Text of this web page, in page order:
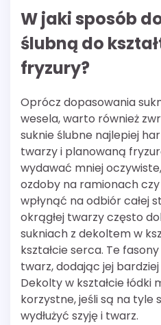
W jaki sposób
ślubną do
fryzury?
Oprócz dopasowania
wesela, warto również
suknie ślubne najlepiej
twarzy i planowaną
wydawać mniej
ozdoby na ramionach
wpłynąć na odbiór całej
okrągłej twarzy często
sukniach z dekoltem w
kształcie serca. Te
twarz, dodając jej
Dekolty w kształcie łódki
korzystne, jeśli są na tyle
wydłużyć szyję i twarz.